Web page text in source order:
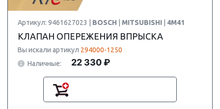
Артикул: 9461627023 | BOSCH MITSUBISHI 4M41
КЛАПАН ОПЕРЕЖЕНИЯ ВПРЫСКА
Вы искали артикул 294000-1250
Наличные:
22 330 ₽